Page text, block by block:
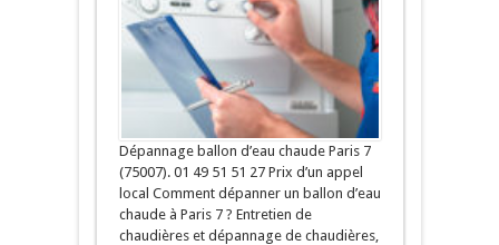
Dépannage ballon d’eau chaude Paris 7
(75007). 01 49 51 51 27 Prix d’un appel
local Comment dépanner un ballon d’eau
chaude à Paris 7 ? Entretien de
chaudières et dépannage de chaudières,